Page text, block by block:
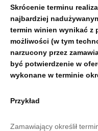
Skrócenie terminu
najbardziej
termin winien wynikać z
możliwości (w tym
narzucony przez
być potwierdzenie w
wykonane w terminie
Przykład
Zamawiający określił